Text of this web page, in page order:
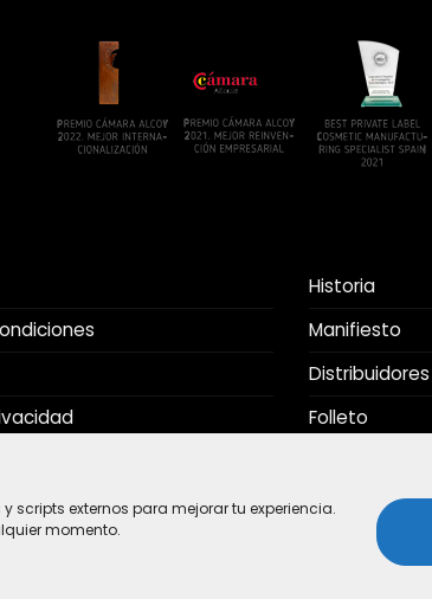
scripts externos para mejorar tu experiencia.
momento.
Historia
Manifiesto
Distribuidores
Folleto
© The Stop Lab